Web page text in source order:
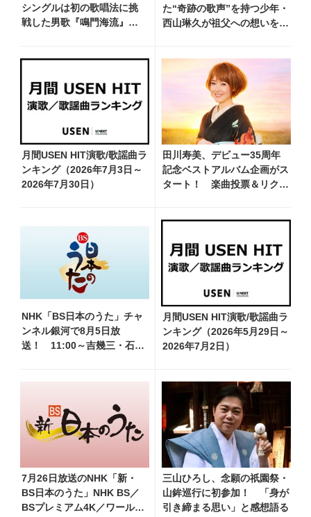
シングルは初の歌唱法に挑
戦した男歌『鳴門海流』
た“奇跡の歌声”を持つ少年・
西山琳久が祖父への想いを込
が総合プロデュースしてくれ
た、 おじいちゃんとの絆を
歌った曲を聴いてくださ
い！」
月間USEN HIT演歌/歌謡曲ラ
ンキング（2026年7月3日～
2026年7月30日）
田川寿美、デビュー35周年
記念ベストアルバム企画がス
タート！ 楽曲投票＆リクエ
NHK「BS日本のうた」チャ
ンネル銀河で8月5日放
送！ 11:00～吉幾三・石原
曲目情報
月間USEN HIT演歌/歌謡曲ラ
ンキング（2026年5月29日～
2026年7月2日）
7月26日放送のNHK「新・
BS日本のうた」NHK BS／
BSプレミアム4K／ワール
三山ひろし、念願の祇園祭・
山鉾巡行に初参加！ 「身が
引き締まる思い」と感想語る